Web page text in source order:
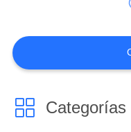
Categorías